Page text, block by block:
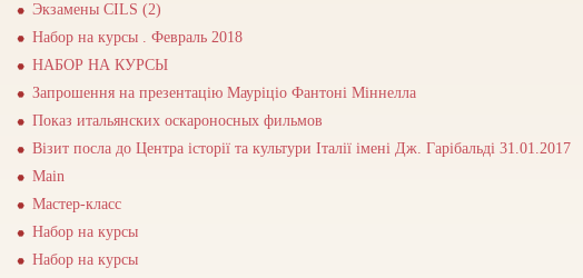
Экзамены CILS (2)
Набор на курсы . Февраль 2018
НАБОР НА КУРСЫ
Запрошення на презентацію Мауріціо Фантоні Міннелла
Показ итальянских оскароносных фильмов
Візит посла до Центра історії та культури Італії імені Дж. Гарібальді 31.01.2017
Main
Мастер-класс
Набор на курсы
Набор на курсы